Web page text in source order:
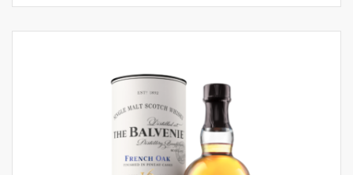
had. Het resultaat is een unieke whisky met
een diepe smaak die ogenschijnlijk simpel
Luxe en elegante gelaagdheid voor de echte
whisky liefhebber.